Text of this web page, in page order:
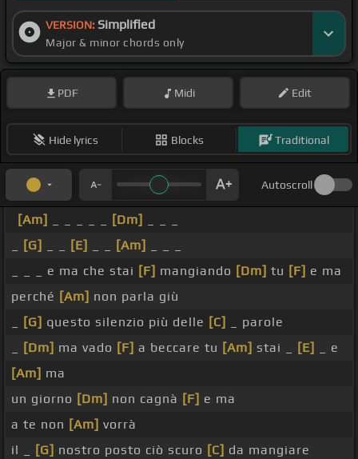
VERSION: Simplified
Major & minor chords only
PDF Midi Edit
Hide lyrics Blocks Traditional
Autoscroll
[Am] [Dm]
[G] [E] [Am]
_ _ _ e ma che stai [F] mangiando [Dm] tu [F] e ma
perché [Am] non parla giù
[G] questo silenzio più delle [C]
_ parole
[Dm] ma vado [F] a beccare tu [Am] stai _ [E]
_ e
[Am] ma
un giorno [Dm] non cagnà [F] e ma
a te non [Am] vorrà
il _
[G] nostro posto ciò scuro [C] da mangiare